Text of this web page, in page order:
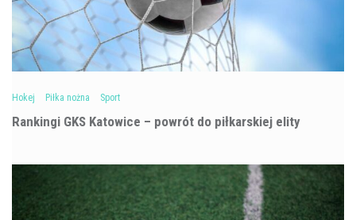
Hokej Piłka nożna Sport
Rankingi GKS Katowice – powrót do piłkarskiej elity